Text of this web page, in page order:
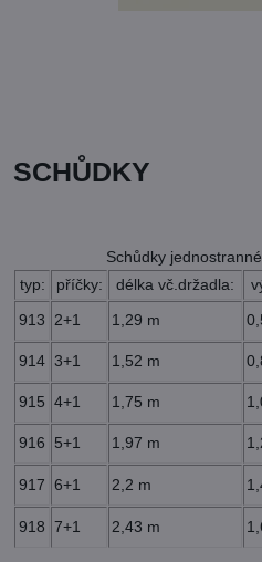
SCHŮDKY
typ: příčky: délka vč.držadla:
Schůdky
913 2+1 1,29 m
914 3+1 1,52 m
915 4+1 1,75 m
916 5+1 1,97 m
917 6+1 2,2 m
918 7+1 2,43 m